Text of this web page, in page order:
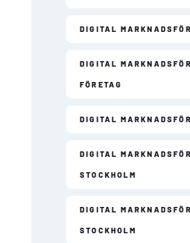
DIGITAL
DIGITAL
FÖRETAG
DIGITAL
DIGITAL
STOCKHOLM
DIGITAL
STOCKHOLM